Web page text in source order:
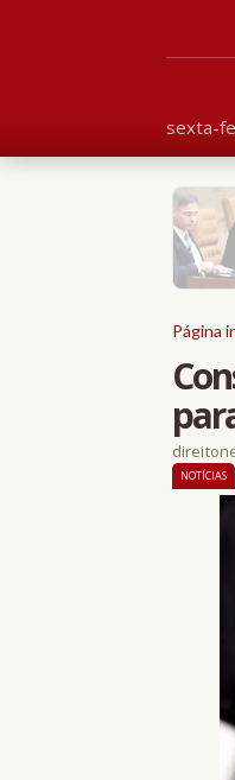
sexta-
Página
NOTÍCIAS